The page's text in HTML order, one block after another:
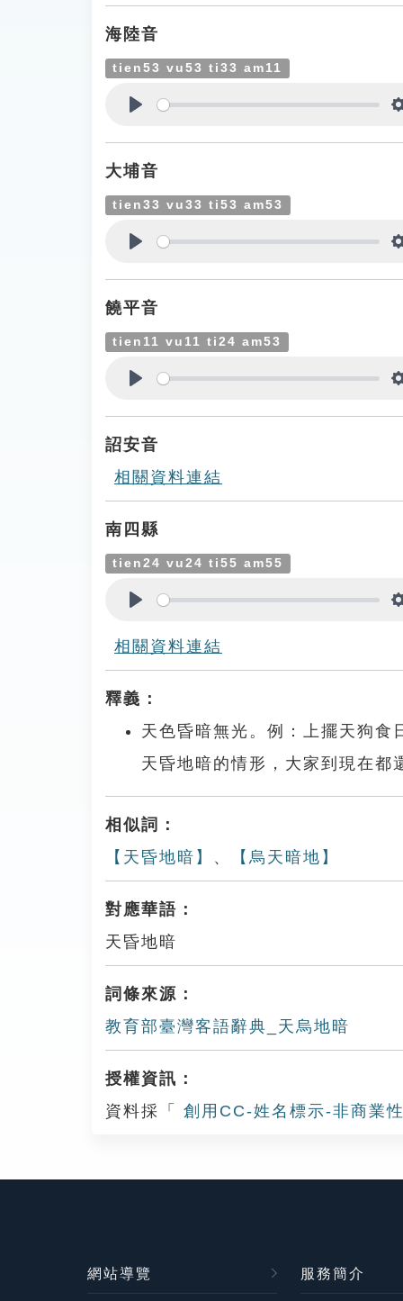
海陸音
tien53 vu53 ti33 am11
大埔音
tien33 vu33 ti53 am53
饒平音
tien11 vu11 ti24 am53
詔安音
相關資料連結
南四縣
tien24 vu24 ti55 am55
相關資料連結
釋義：
天色昏暗無光。例：上擺天狗食
天昏地暗的情形，大家到現在都
相似詞：
【天昏地暗】 、 【烏天暗地】
對應華語：
天昏地暗
詞條來源：
教育部臺灣客語辭典_天烏地暗
授權資訊：
資料採「
創用CC-姓名標示-非商業
網站導覽 服務簡介